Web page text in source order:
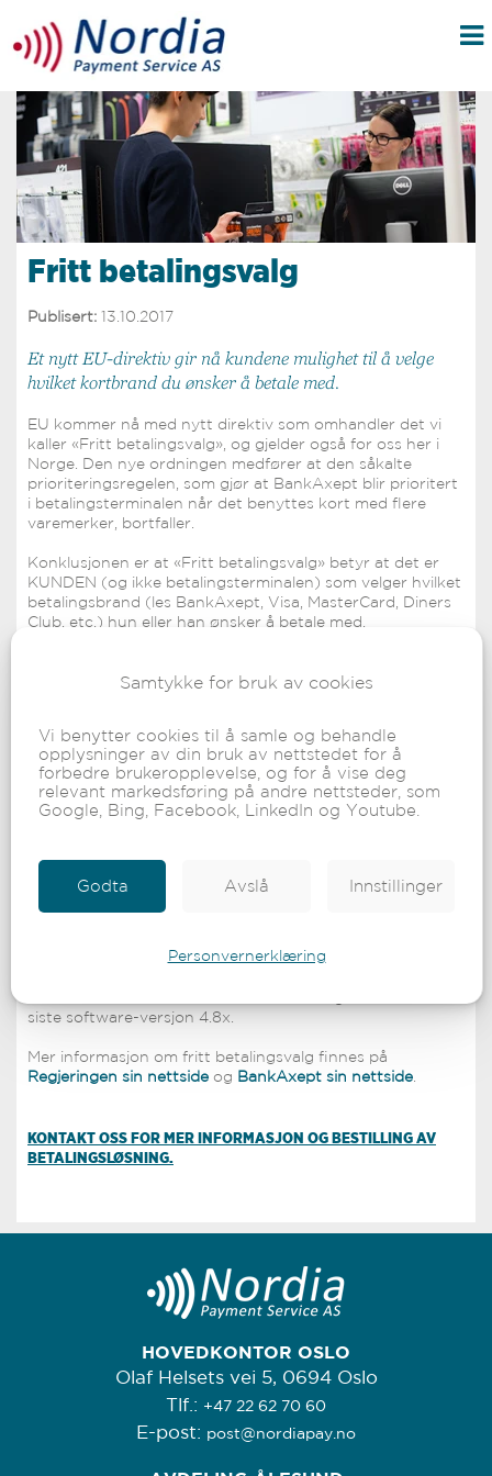
Samtykke for bruk av cookies
Vi benytter cookies til å samle og behandle
opplysninger av din bruk av nettstedet for å
forbedre brukeropplevelse, og for å vise deg
relevant markedsføring på andre nettsteder, som
Google, Bing, Facebook, LinkedIn og Youtube.
Godta Avslå Innstillinger
Personvernerklæring
Fritt betalingsvalg
Publisert: 13.10.2017
Et nytt EU-direktiv gir nå kundene mulighet til å velge
hvilket kortbrand du ønsker å betale med.
EU kommer nå med nytt direktiv som omhandler det vi
kaller «Fritt betalingsvalg», og gjelder også for oss her i
Norge. Den nye ordningen medfører at den såkalte
prioriteringsregelen, som gjør at BankAxept blir prioritert
i betalingsterminalen når det benyttes kort med flere
varemerker, bortfaller.
Konklusjonen er at «Fritt betalingsvalg» betyr at det er
KUNDEN (og ikke betalingsterminalen) som velger hvilket
betalingsbrand (les BankAxept, Visa, MasterCard, Diners
Club, etc.) hun eller han ønsker å betale med.
gule CLEAR-tasten før kortet settes inn i leseren, deretter
terminalen.
Alle brukersteder bør derfor informere sine ansatte om
hvordan dette aktiviseres slik at de kan veilede
kortholdere som angir at de ønsker å betale med et
Dette åpner for at brukerstedet kan gjøre et forvalg for
Kortholder skal imidlertid kunne overstyre brukerstedets
siste software-versjon 4.8x.
Mer informasjon om fritt betalingsvalg finnes på
Regjeringen sin nettside og BankAxept sin nettside
KONTAKT OSS FOR MER INFORMASJON OG BESTILLING AV
BETALINGSLØSNING.
HOVEDKONTOR OSLO
Olaf Helsets vei 5, 0694 Oslo
Tlf.: +47 22 62 70 60
E-post: post@nordiapay.no